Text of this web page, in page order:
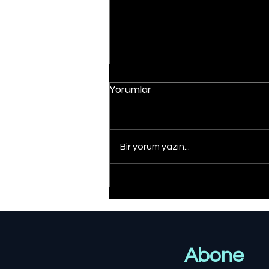
Cumhurbaşkanı Erdoğan,
Malatya'ya Ziyaret
Gerçekleştirecek
Yorumlar
Bir yorum yazın...
Abone